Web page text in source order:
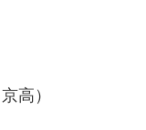
高）